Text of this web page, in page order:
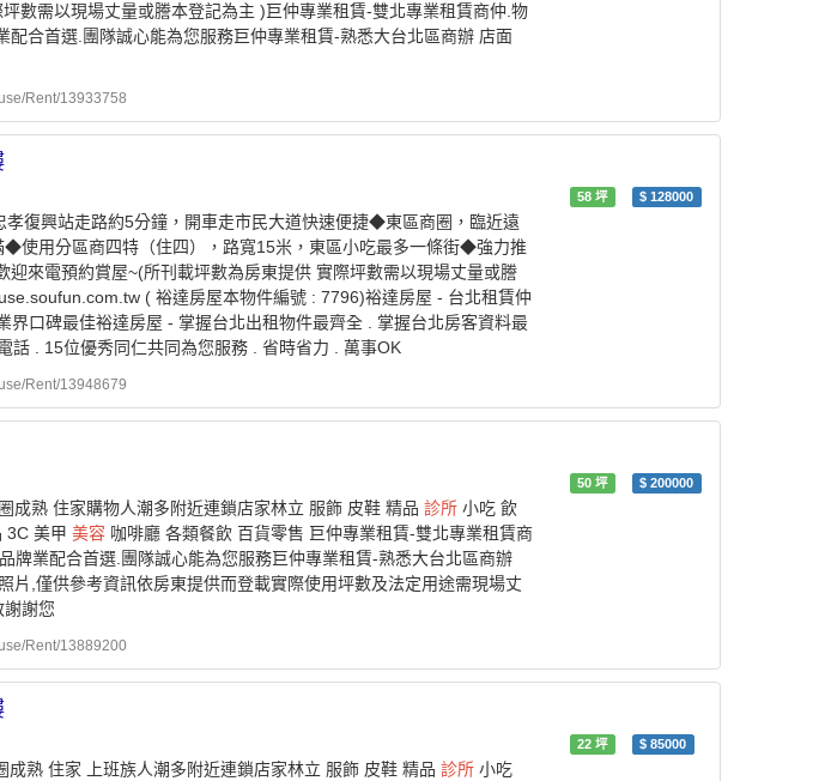
數需以現場丈量或謄本登記為主 )巨仲專業租賃-雙北專業租賃商仲.物
配合首選.團隊誠心能為您服務巨仲專業租賃-熟悉大台北區商辦 店面
Rent/13933758
58坪 $128000
復興站走路約5分鐘，開車走市民大道快速便捷◆東區商圈，臨近遠
◆使用分區商四特（住四），路寬15米，東區小吃最多一條街◆強力推
迎來電預約賞屋~(所刊載坪數為房東提供 實際坪數需以現場丈量或謄
( 裕達房屋本物件編號 : 7796)裕達房屋 - 台北租賃仲
界口碑最佳裕達房屋 - 掌握台北出租物件最齊全 . 掌握台北房客資料最
話 . 15位優秀同仁共同為您服務 . 省時省力 . 萬事OK
Rent/13948679
50坪 $200000
成熟 住家購物人潮多附近連鎖店家林立 服飾 皮鞋 精品 診所 小吃 飲
3C 美甲 美容 咖啡廳 各類餐飲 百貨零售 巨仲專業租賃-雙北專業租賃商
牌業配合首選.團隊誠心能為您服務巨仲專業租賃-熟悉大台北區商辦
片,僅供參考資訊依房東提供而登載實際使用坪數及法定用途需現場丈
謝您
Rent/13889200
22坪 $85000
熟 住家 上班族人潮多附近連鎖店家林立 服飾 皮鞋 精品 診所 小吃